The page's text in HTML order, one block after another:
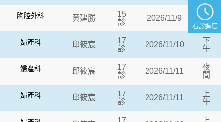
胸腔外科 黃建勝
15
診
2026/11/9
上
午
婦產科 邱筱宸
17
診
2026/11/10
下
午
婦產科 邱筱宸
17
診
2026/11/11
夜
間
婦產科 邱筱宸
17
診
2026/11/11
上
午
17
上
看診進度